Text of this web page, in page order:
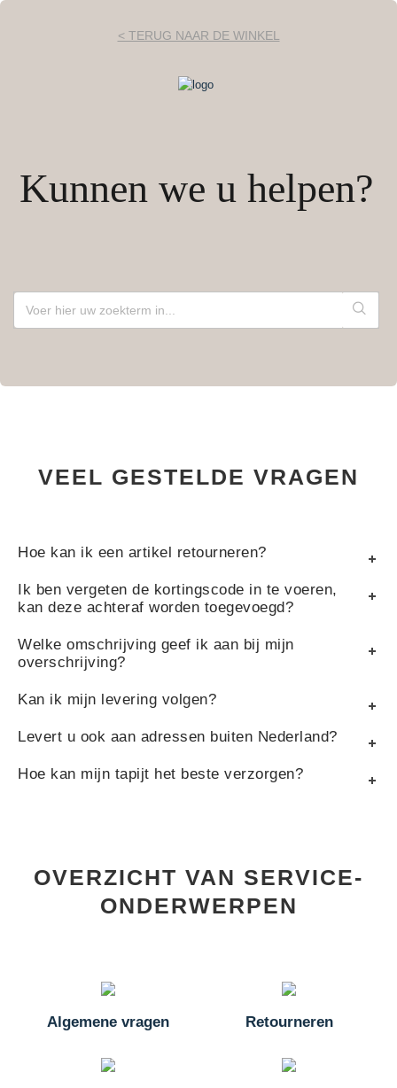
< TERUG NAAR DE WINKEL
Kunnen we u helpen?
VEEL GESTELDE VRAGEN
Hoe kan ik een artikel retourneren?
Ik ben vergeten de kortingscode in te voeren,
kan deze achteraf worden toegevoegd?
Welke omschrijving geef ik aan bij mijn
overschrijving?
Kan ik mijn levering volgen?
Levert u ook aan adressen buiten Nederland?
Hoe kan mijn tapijt het beste verzorgen?
OVERZICHT VAN SERVICE-
ONDERWERPEN
Algemene vragen Retourneren